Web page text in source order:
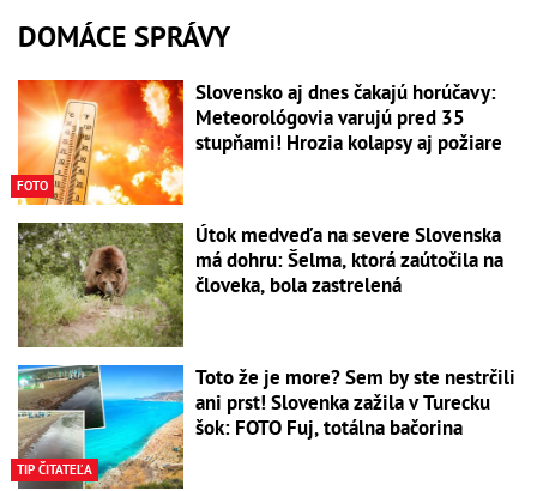
DOMÁCE SPRÁVY
FOTO
Slovensko aj dnes čakajú horúčavy:
Meteorológovia varujú pred 35
stupňami! Hrozia kolapsy aj požiare
Útok medveďa na severe Slovenska
má dohru: Šelma, ktorá zaútočila na
človeka, bola zastrelená
TIP ČITATEĽA
Toto že je more? Sem by ste nestrčili
ani prst! Slovenka zažila v Turecku
šok: FOTO Fuj, totálna bačorina